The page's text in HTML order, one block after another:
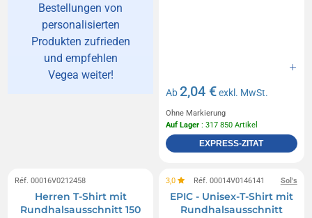
Bestellungen von
personalisierten
Produkten zufrieden
und empfehlen
Vegea weiter!
Ab2,04 €exkl. MwSt.
Ohne Markierung
Auf Lager : 317 850 Artikel
EXPRESS-ZITAT
Réf. 00016V0212458
Herren T-Shirt mit
Rundhalsausschnitt 150
Sol's
3,0 Réf. 00014V0146141
EPIC - Unisex-T-Shirt mit
Rundhalsausschnitt